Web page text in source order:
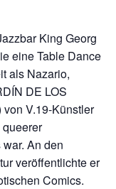
King Georg
eine Table Dance
als Nazario,
DE LOS
von V.19-Künstler
An den
veröffentlichte er
Comics.